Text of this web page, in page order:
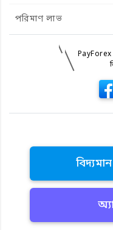
পরিমাণ লাভ
PayForex